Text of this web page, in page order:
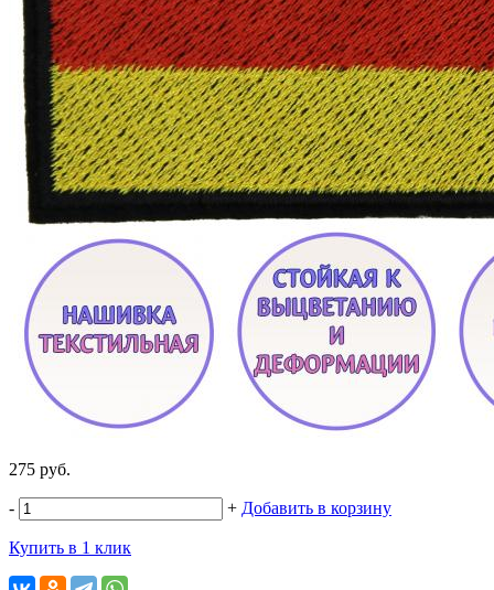
275 руб.
- + Добавить в корзину
Купить в 1 клик